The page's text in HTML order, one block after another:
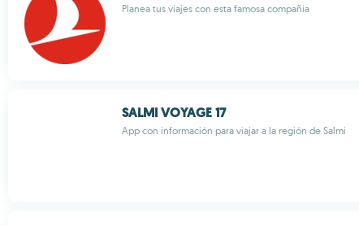
Planea tus viajes con esta famosa compañía
SALMI VOYAGE 17
App con información para viajar a la región de Salmi